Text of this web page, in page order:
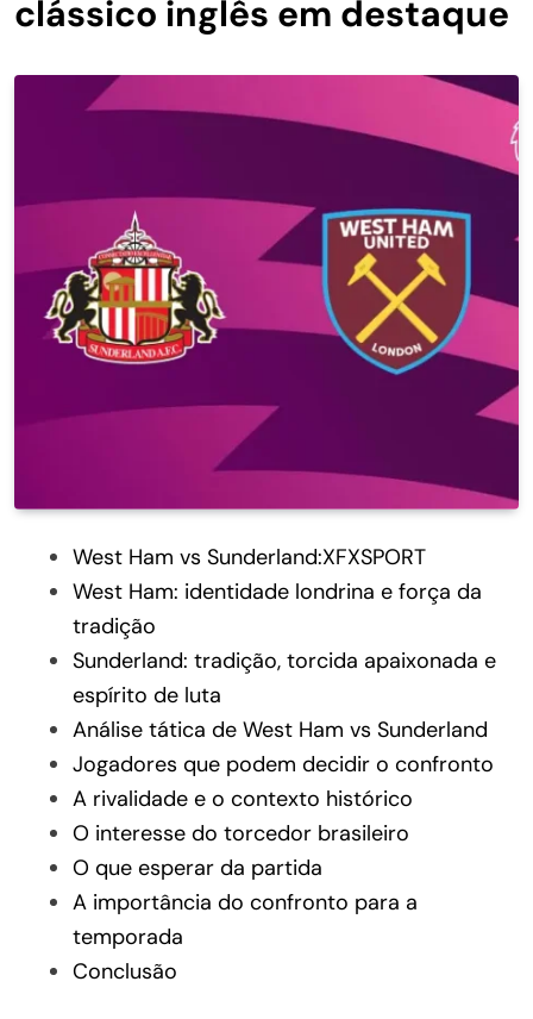
clássico inglês em destaque
West Ham vs Sunderland:XFXSPORT
West Ham: identidade londrina e força da
tradição
Sunderland: tradição, torcida apaixonada e
espírito de luta
Análise tática de West Ham vs Sunderland
Jogadores que podem decidir o confronto
A rivalidade e o contexto histórico
O interesse do torcedor brasileiro
O que esperar da partida
A importância do confronto para a
temporada
Conclusão